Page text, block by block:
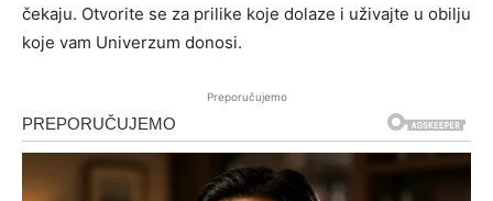
čekaju. Otvorite se za prilike koje dolaze i uživajte u obilju
koje vam Univerzum donosi.
Preporučujemo